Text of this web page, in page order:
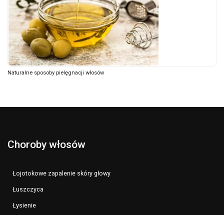
Naturalne sposoby pielęgnacji włosów
Choroby włosów
Łojotokowe zapalenie skóry głowy
Łuszczyca
Łysienie